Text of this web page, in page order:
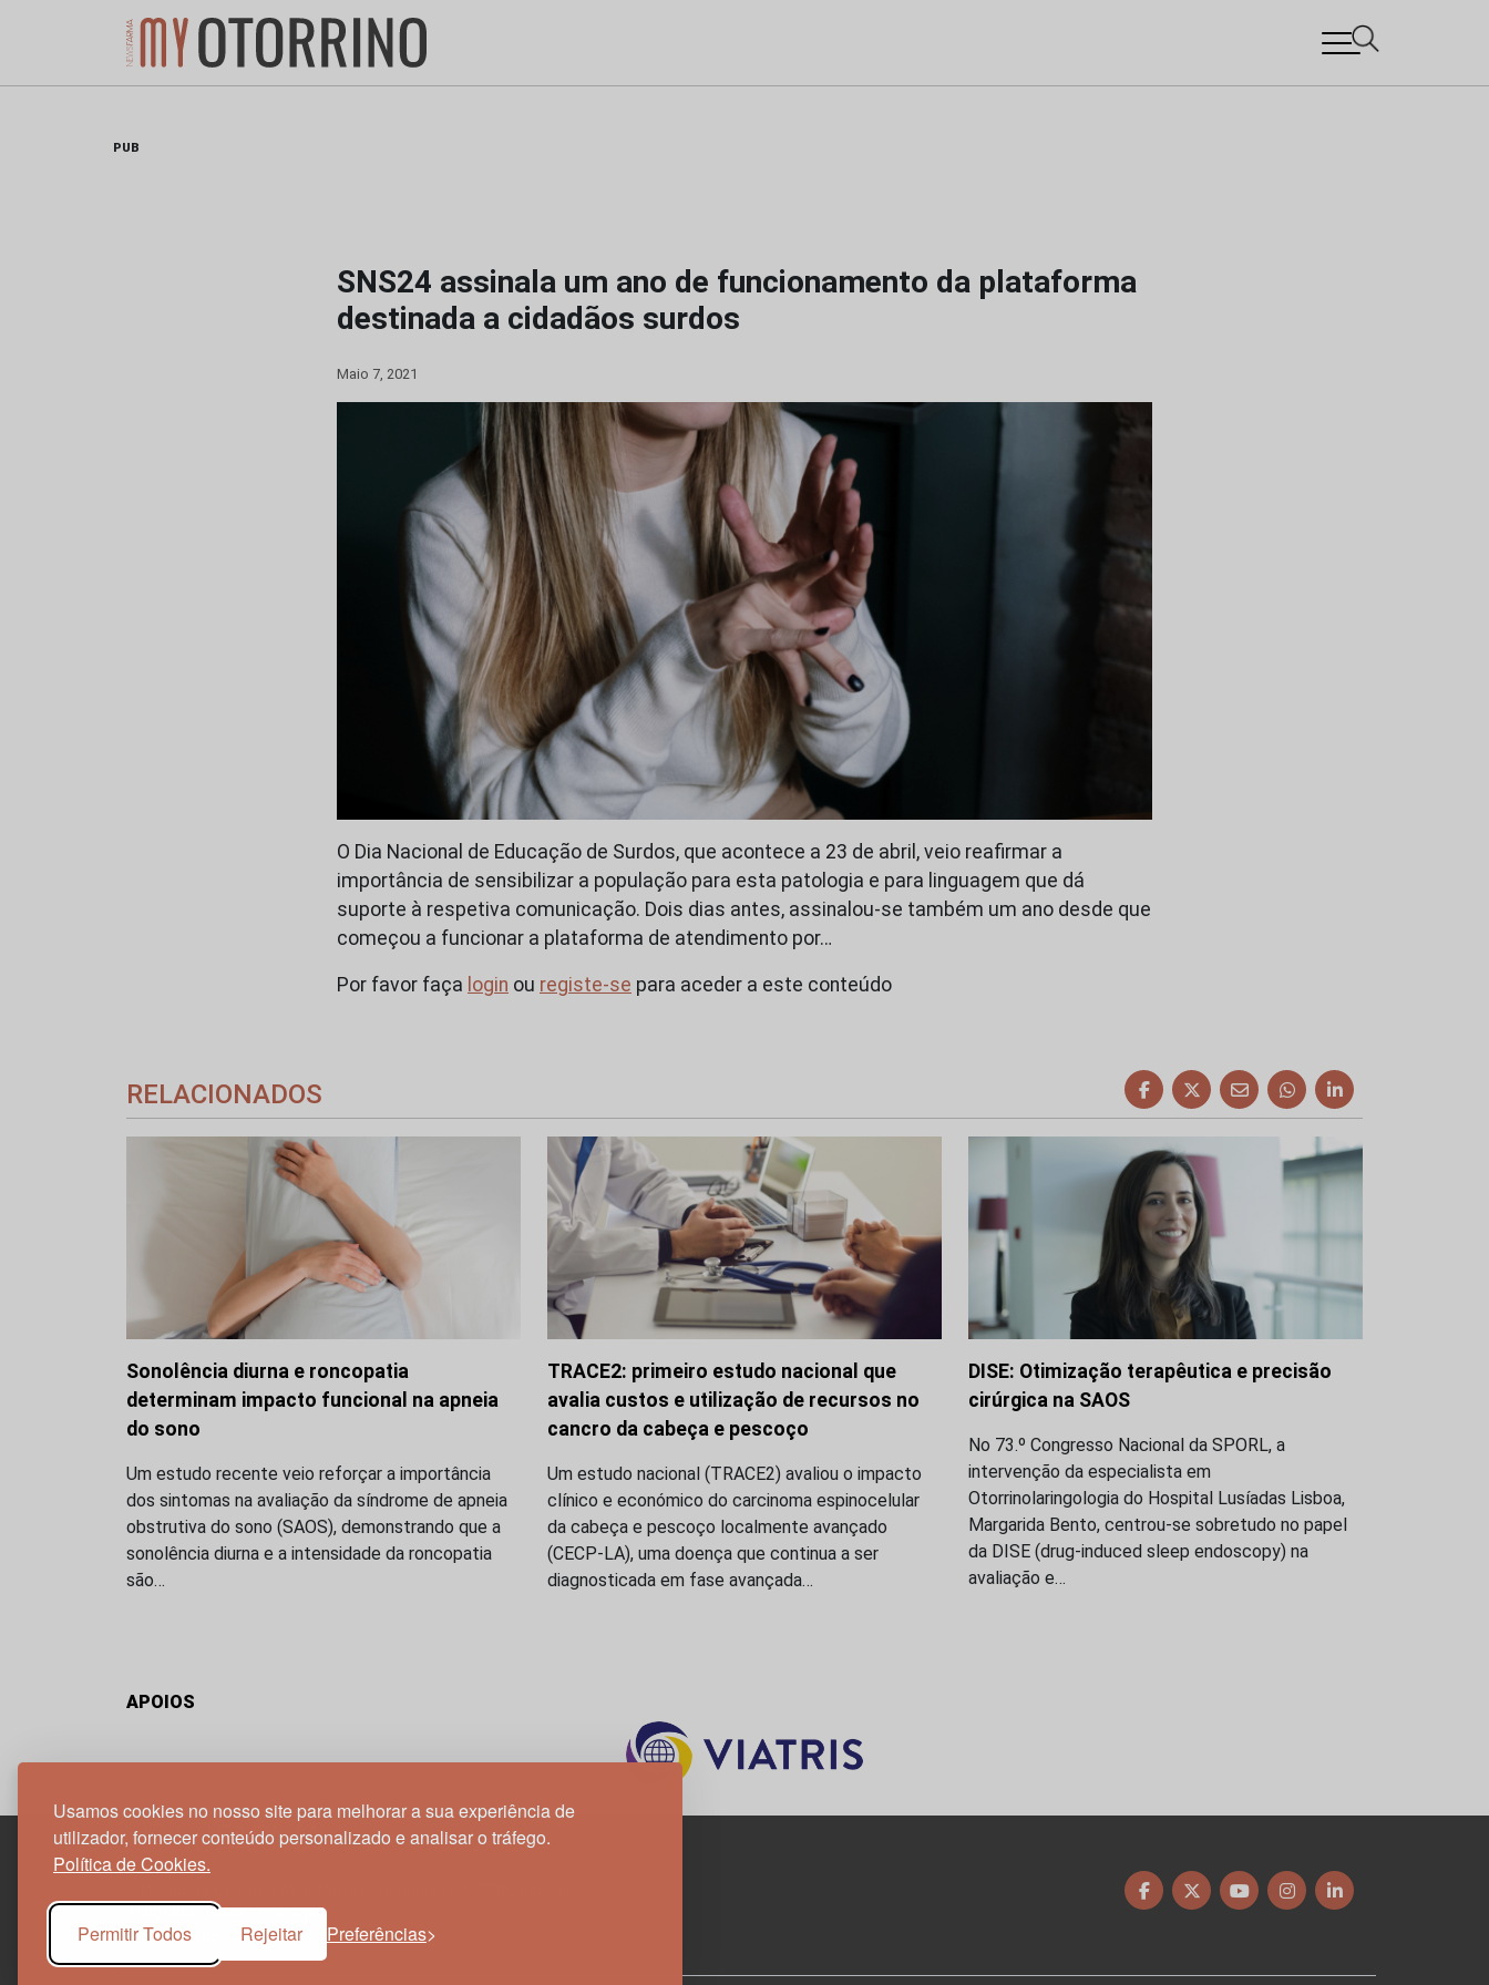
Usamos cookies no nosso site para melhorar a sua experiência de
utilizador, fornecer conteúdo personalizado e analisar o tráfego.
Política de Cookies.
Permitir Todos Rejeitar Preferências
PUB
SNS24 assinala um ano de funcionamento da plataforma
destinada a cidadãos surdos
Maio 7, 2021
O Dia Nacional de Educação de Surdos, que acontece a 23 de abril, veio reafirmar a
importância de sensibilizar a população para esta patologia e para linguagem que dá
suporte à respetiva comunicação. Dois dias antes, assinalou-se também um ano desde que
começou a funcionar a plataforma de atendimento por…
Por favor faça login ou registe-se para aceder a este conteúdo
RELACIONADOS
Sonolência diurna e roncopatia
determinam impacto funcional na apneia
do sono
Um estudo recente veio reforçar a importância
dos sintomas na avaliação da síndrome de apneia
obstrutiva do sono (SAOS), demonstrando que a
sonolência diurna e a intensidade da roncopatia
são…
TRACE2: primeiro estudo nacional que
avalia custos e utilização de recursos no
cancro da cabeça e pescoço
Um estudo nacional (TRACE2) avaliou o impacto
clínico e económico do carcinoma espinocelular
da cabeça e pescoço localmente avançado
(CECP-LA), uma doença que continua a ser
diagnosticada em fase avançada…
DISE: Otimização terapêutica e precisão
cirúrgica na SAOS
No 73.º Congresso Nacional da SPORL, a
intervenção da especialista em
Otorrinolaringologia do Hospital Lusíadas Lisboa,
Margarida Bento, centrou-se sobretudo no papel
da DISE (drug-induced sleep endoscopy) na
avaliação e…
APOIOS
1800-282 Lisboa | Portugal
21 850 40 65